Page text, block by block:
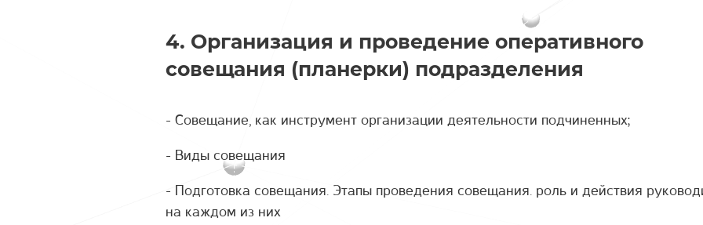
4. Организация и проведение оперативного
совещания (планерки) подразделения
- Совещание, как инструмент организации деятельности подчиненных;
- Виды совещания
- Подготовка совещания. Этапы проведения совещания. роль и действия
на каждом из них